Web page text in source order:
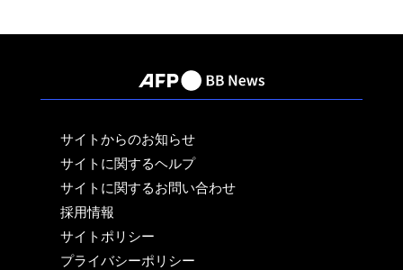
サイトからのお知らせ
サイトに関するヘルプ
サイトに関するお問い合わせ
採用情報
サイトポリシー
プライバシーポリシー